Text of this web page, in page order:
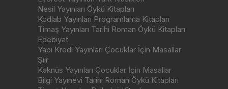
Nesil Yayınları Öykü Kitapları
Kodlab Yayınları Programlama Kitapları
Timaş Yayınları Tarihi Roman Öykü Kitapları
Edebiyat
Yapı Kredi Yayınları Çocuklar İçin Masallar
Şiir
Kaknüs Yayınları Çocuklar İçin Masallar
Bilgi Yayınevi Tarihi Roman Öykü Kitapları